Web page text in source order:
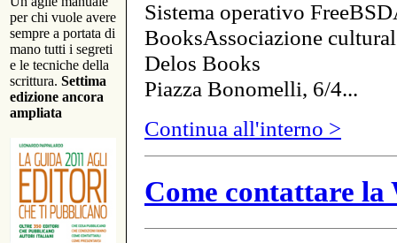
per chi vuole avere
sempre a portata di
mano tutti i segreti
e le tecniche della
scrittura. Settima
edizione ancora
ampliata
Sistema operativo
BooksAssociazione
Delos Books
Piazza Bonomelli, 6/4...
Continua all'interno >
Come contattare